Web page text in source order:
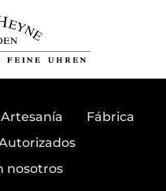
boletín
Artesanía
Fábrica
nosotros